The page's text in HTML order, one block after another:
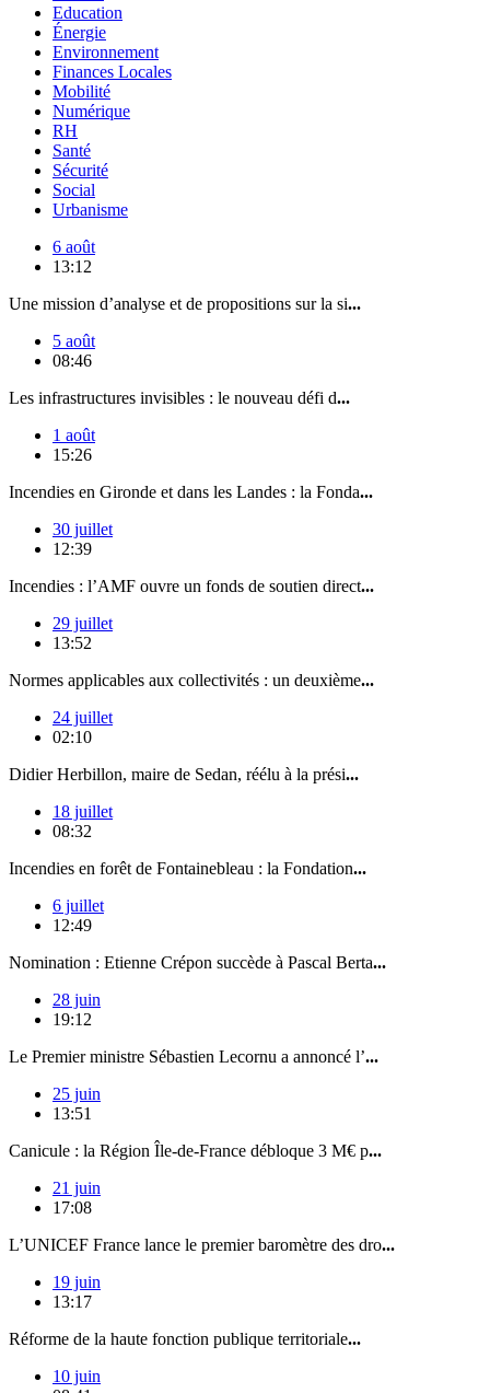
Education
Énergie
Environnement
Finances Locales
Mobilité
Numérique
RH
Santé
Sécurité
Social
Urbanisme
6 août
13:12
Une mission d’analyse et de propositions sur la si...
5 août
08:46
Les infrastructures invisibles : le nouveau défi d...
1 août
15:26
Incendies en Gironde et dans les Landes : la Fonda...
30 juillet
12:39
Incendies : l’AMF ouvre un fonds de soutien direct...
29 juillet
13:52
Normes applicables aux collectivités : un deuxième...
24 juillet
02:10
Didier Herbillon, maire de Sedan, réélu à la prési...
18 juillet
08:32
Incendies en forêt de Fontainebleau : la Fondation...
6 juillet
12:49
Nomination : Etienne Crépon succède à Pascal Berta...
28 juin
19:12
Le Premier ministre Sébastien Lecornu a annoncé l’...
25 juin
13:51
Canicule : la Région Île-de-France débloque 3 M€ p...
21 juin
17:08
L’UNICEF France lance le premier baromètre des dro...
19 juin
13:17
Réforme de la haute fonction publique territoriale...
10 juin